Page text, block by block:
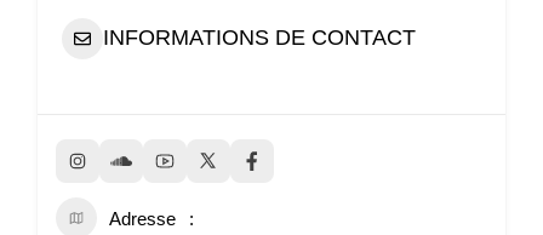
INFORMATIONS DE CONTACT
Adresse